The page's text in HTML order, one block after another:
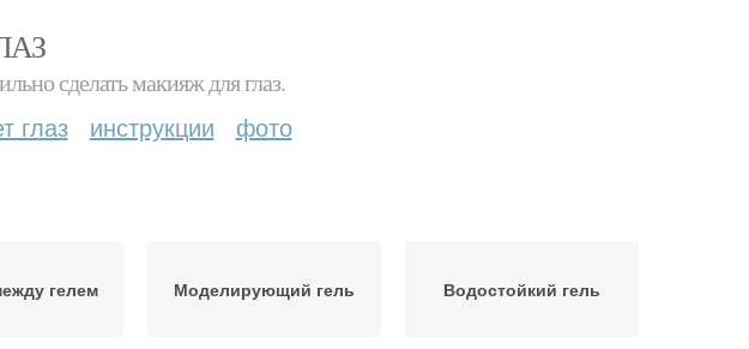
сделать макияж для глаз.
глаз инструкции фото
гелем Моделирующий гель Водостойкий гель